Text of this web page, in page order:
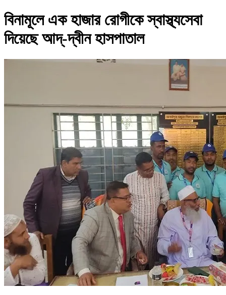
বিনামূলে এক হাজার রোগীকে স্বাস্থ্যসেবা
দিয়েছে আদ্-দ্বীন হাসপাতাল